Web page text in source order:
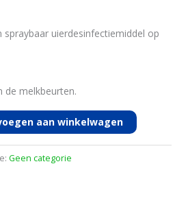
spraybaar uierdesinfectiemiddel op
de melkbeurten.
aan winkelwagen
Geen categorie